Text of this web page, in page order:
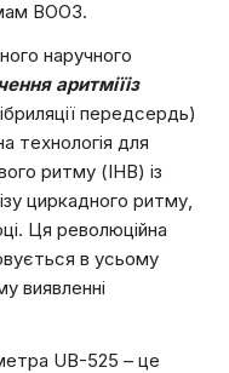
ВООЗ.
наручного
аритміїіз
передсердь)
технологія для
ритму (IHB) із
циркадного ритму,
Ця революційна
в усьому
виявленні
UB-525 – це